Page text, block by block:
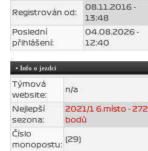
Registrován od:
08.11.2016 -
13:48
Poslední
přihlášení:
04.08.2026 -
12:40
• Info o jezdci
Týmová
website:
n/a
Nejlepší
sezona:
2021/1 6.místo - 272
bodů
Číslo
monopostu:
(29)